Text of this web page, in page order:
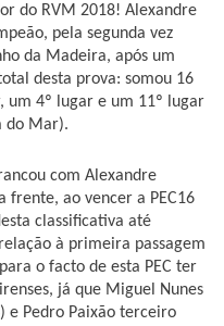
do RVM 2018! Alexandre
pela segunda vez
da Madeira, após um
desta prova: somou 16
um 4º lugar e um 11º lugar
do Mar).
com Alexandre
frente, ao vencer a PEC16
classificativa até
à primeira passagem
o facto de esta PEC ter
já que Miguel Nunes
e Pedro Paixão terceiro